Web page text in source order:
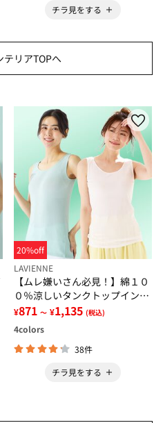
チラ見をする
テリアTOPへ
20%off
LAVIENNE
【ムレ嫌いさん必見！】綿１０
０％涼しいタンクトップインナ
ー＜さらりラボ＞
¥871 ～ ¥1,135 (税込)
4colors
38件
チラ見をする